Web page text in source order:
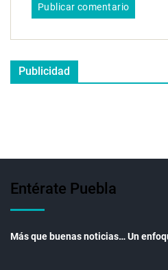
Publicidad
Entérate Puebla
Más que buenas noticias… Un